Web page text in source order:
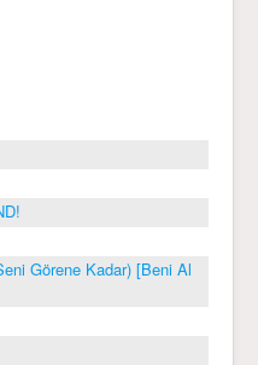
Görene Kadar) [Beni Al